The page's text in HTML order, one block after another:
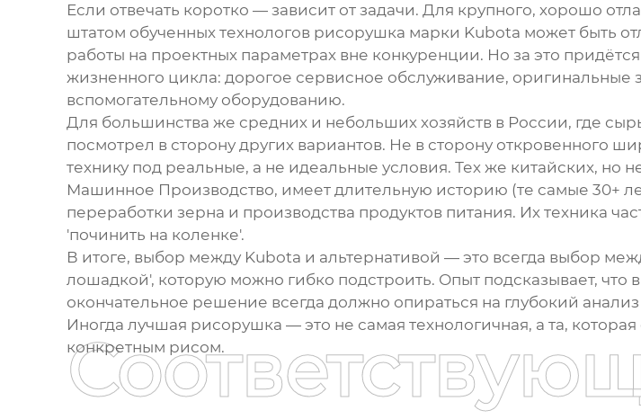
Если отвечать коротко — зависит от задачи. Для крупного, хорошо
штатом обученных технологов рисорушка марки Kubota может быть
работы на проектных параметрах вне конкуренции. Но за это
жизненного цикла: дорогое сервисное обслуживание, оригинальные
вспомогательному оборудованию.
Для большинства же средних и небольших хозяйств в России, где
посмотрел в сторону других вариантов. Не в сторону откровенного
технику под реальные, а не идеальные условия. Тех же китайских, но
Машинное Производство, имеет длительную историю (те самые 30+
переработки зерна и производства продуктов питания. Их техника
'починить на коленке'.
В итоге, выбор между Kubota и альтернативой — это всегда выбор
лошадкой', которую можно гибко подстроить. Опыт подсказывает,
окончательное решение всегда должно опираться на глубокий
Иногда лучшая рисорушка — это не самая технологичная, а та,
конкретным рисом.